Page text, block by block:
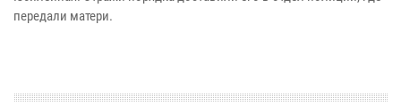
передали матери.